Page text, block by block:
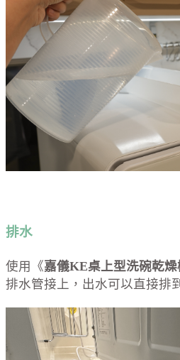
排水
使用《嘉儀KE桌上型洗碗乾燥
排水管接上，出水可以直接排